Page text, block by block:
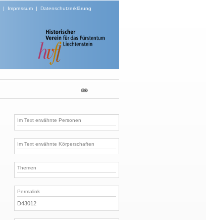
| Impressum| Datenschutzerklärung
Im Text erwähnte Personen
Im Text erwähnte Körperschaften
Themen
Permalink
D43012